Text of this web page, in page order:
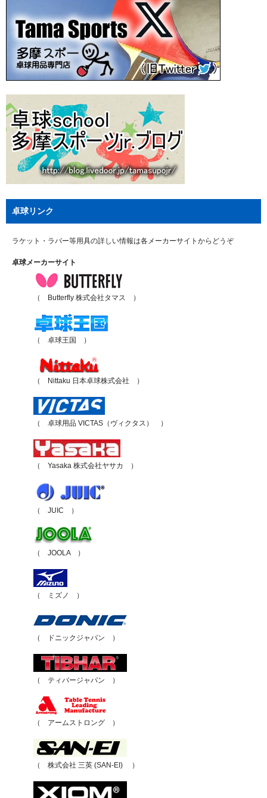
卓球リンク
ラケット・ラバー等用具の詳しい情報は各メーカーサイトからどうぞ
卓球メーカーサイト
（ Butterfly 株式会社タマス ）
（ 卓球王国 ）
（ Nittaku 日本卓球株式会社 ）
（ 卓球用品 VICTAS（ヴィクタス） ）
（ Yasaka 株式会社ヤサカ ）
（ JUIC ）
（ JOOLA ）
（ ミズノ ）
（ ドニックジャパン ）
（ ティバージャパン ）
（ アームストロング ）
（ 株式会社 三英 (SAN-EI) ）